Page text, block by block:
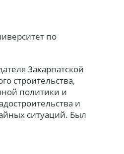
по
Закарпатской
строительства,
политики и
и
ситуаций. Был